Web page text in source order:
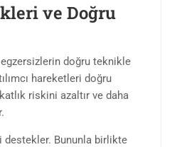
ve Doğru
egzersizlerin doğru teknikle
hareketleri doğru
riskini azaltır ve daha
Bununla birlikte